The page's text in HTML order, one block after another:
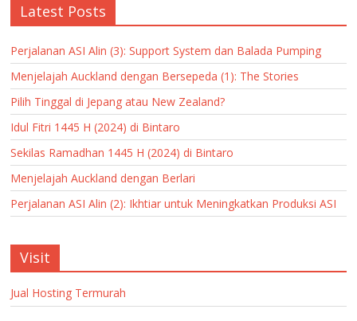
Latest Posts
Perjalanan ASI Alin (3): Support System dan Balada Pumping
Menjelajah Auckland dengan Bersepeda (1): The Stories
Pilih Tinggal di Jepang atau New Zealand?
Idul Fitri 1445 H (2024) di Bintaro
Sekilas Ramadhan 1445 H (2024) di Bintaro
Menjelajah Auckland dengan Berlari
Perjalanan ASI Alin (2): Ikhtiar untuk Meningkatkan Produksi ASI
Visit
Jual Hosting Termurah